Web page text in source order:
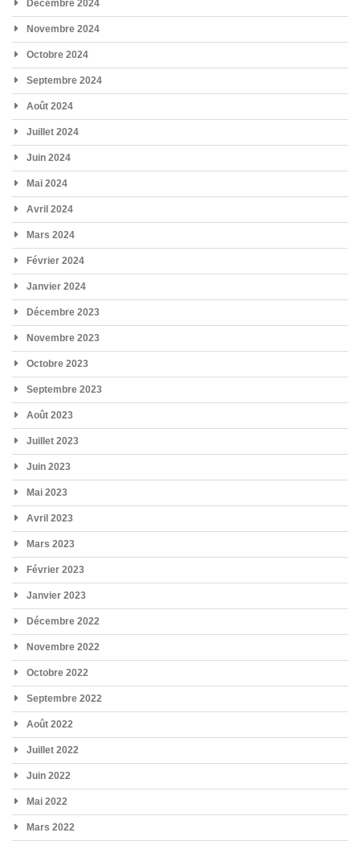
Décembre 2024
Novembre 2024
Octobre 2024
Septembre 2024
Août 2024
Juillet 2024
Juin 2024
Mai 2024
Avril 2024
Mars 2024
Février 2024
Janvier 2024
Décembre 2023
Novembre 2023
Octobre 2023
Septembre 2023
Août 2023
Juillet 2023
Juin 2023
Mai 2023
Avril 2023
Mars 2023
Février 2023
Janvier 2023
Décembre 2022
Novembre 2022
Octobre 2022
Septembre 2022
Août 2022
Juillet 2022
Juin 2022
Mai 2022
Mars 2022